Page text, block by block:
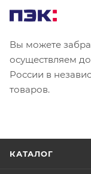
Вы можете
осуществляем
России в
товаров.
КАТАЛОГ